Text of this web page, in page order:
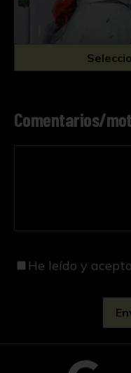
Comentarios/
He leído y acepto